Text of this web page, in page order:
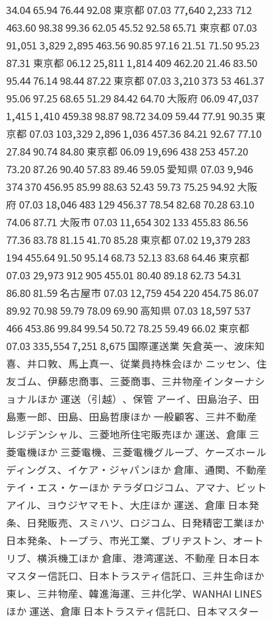
34.04 65.94 76.44 92.08 東京都 07.03 77,640 2,233 712
463.60 98.38 99.36 62.05 45.52 92.58 65.71 東京都 07.03
91,051 3,829 2,895 463.56 90.85 97.16 21.51 71.50 95.23
87.31 東京都 06.12 25,811 1,814 409 462.20 21.46 83.50
95.44 76.14 98.44 87.22 東京都 07.03 3,210 373 53 461.37
95.06 97.25 68.65 51.29 84.42 64.70 大阪府 06.09 47,037
1,415 1,410 459.38 98.87 98.72 34.09 59.44 77.91 90.35 東
京都 07.03 103,329 2,896 1,036 457.36 84.21 92.67 77.10
27.84 90.74 84.80 東京都 06.09 19,696 438 253 457.20
73.20 87.26 90.40 57.83 89.46 59.05 愛知県 07.03 9,946
374 370 456.95 85.99 88.63 52.43 59.73 75.25 94.92 大阪
府 07.03 18,046 483 129 456.37 78.54 82.68 70.28 63.10
74.06 87.71 大阪市 07.03 11,654 302 133 455.83 86.56
77.36 83.78 81.15 41.70 85.28 東京都 07.02 19,379 283
194 455.64 91.50 95.14 68.73 52.13 83.68 64.46 東京都
07.03 29,973 912 905 455.01 80.40 89.18 62.73 54.31
86.80 81.59 名古屋市 07.03 12,759 454 220 454.75 86.07
89.92 70.98 59.79 78.09 69.90 高知県 07.03 18,597 537
466 453.86 99.84 99.54 50.72 78.25 59.49 66.02 東京都
07.03 335,554 7,251 8,675 国際運送業 矢倉英一、波床知
喜、井口敦、馬上真一、従業員持株会ほか ニッセン、住
友ゴム、伊藤忠商事、三菱商事、三井物産インターナシ
ョナルほか 運送（引越）、保管 アーイ、田島治子、田
島憲一郎、田島、田島哲康ほか 一般顧客、三井不動産
レジデンシャル、三菱地所住宅販売ほか 運送、倉庫 三
菱電機ほか 三菱電機、三菱電機グループ、ケーズホール
ディングス、イケア・ジャパンほか 倉庫、通関、不動産
テイ・エス・ケーほか テラダロジコム、アマナ、ビット
アイル、ヨウジヤマモト、大庄ほか 運送、倉庫 日本発
条、日発販売、スミハツ、ロジコム、日発精密工業ほか
日本発条、トープラ、市光工業、ブリヂストン、オート
リブ、横浜機工ほか 倉庫、港湾運送、不動産 日本日本
マスター信託口、日本トラスティ信託口、三井生命ほか
東レ、三井物産、韓進海運、三井化学、WANHAI LINES
ほか 運送、倉庫 日本トラスティ信託口、日本マスター